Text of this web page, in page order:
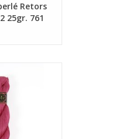
Retors
25gr. 761
601
WINKELWAGEN